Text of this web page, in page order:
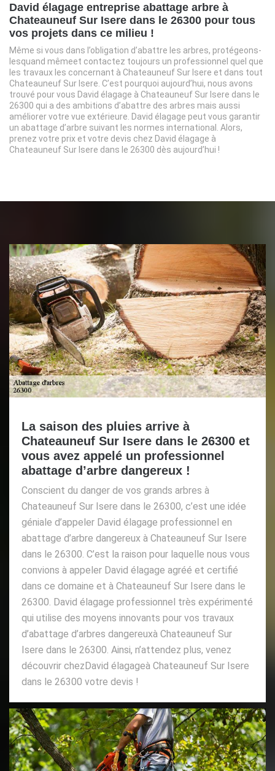
David élagage entreprise abattage arbre à
Chateauneuf Sur Isere dans le 26300 pour tous
vos projets dans ce milieu !
Même si vous dans l’obligation d’abattre les arbres, protégeons-
lesquand mêmeet contactez toujours un professionnel quel que
les travaux les concernant à Chateauneuf Sur Isere et dans tout
Chateauneuf Sur Isere. C’est pourquoi aujourd’hui, nous avons
trouvé pour vous David élagage à Chateauneuf Sur Isere dans le
26300 qui a des ambitions d’abattre des arbres mais aussi
améliorer votre vue extérieure. David élagage peut vous garantir
un abattage d’arbre suivant les normes international. Alors,
prenez votre prix et votre devis chez David élagage à
Chateauneuf Sur Isere dans le 26300 dès aujourd’hui !
La saison des pluies arrive à
Chateauneuf Sur Isere dans le 26300 et
vous avez appelé un professionnel
abattage d’arbre dangereux !
Conscient du danger de vos grands arbres à
Chateauneuf Sur Isere dans le 26300, c’est une idée
géniale d’appeler David élagage professionnel en
abattage d’arbre dangereux à Chateauneuf Sur Isere
dans le 26300. C’est la raison pour laquelle nous vous
convions à appeler David élagage agréé et certifié
dans ce domaine et à Chateauneuf Sur Isere dans le
26300. David élagage professionnel très expérimenté
qui utilise des moyens innovants pour vos travaux
d’abattage d’arbres dangereuxà Chateauneuf Sur
Isere dans le 26300. Ainsi, n’attendez plus, venez
découvrir chezDavid élagageà Chateauneuf Sur Isere
dans le 26300 votre devis !